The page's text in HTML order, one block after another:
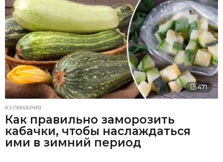
471
КУЛИНАРИЯ
Как правильно заморозить
кабачки, чтобы наслаждаться
ими в зимний период